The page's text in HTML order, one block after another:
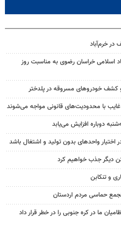
اسلامی خراسان رضوی به مناسبت روز
با محدودیت‌های قانونی مواجه می‌شوند
دوباره افزایش می‌یابد
اختیار واحدهای بدون تولید و اشتغال باشد
و تنکابن
حماسی مردم اردستان
ما در کره جنوبی را در خطر قرار داد